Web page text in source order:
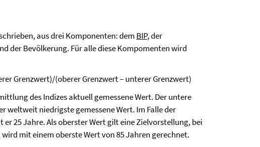
aus drei Komponenten: dem BIP, der
der Bevölkerung. Für alle diese Kompomenten wird
Grenzwert)/(oberer Grenzwert – unterer Grenzwert)
des Indizes aktuell gemessene Wert. Der untere
weltweit niedrigste gemessene Wert. Im Falle der
25 Jahre. Als oberster Wert gilt eine Zielvorstellung, bei
mit einem oberste Wert von 85 Jahren gerechnet.